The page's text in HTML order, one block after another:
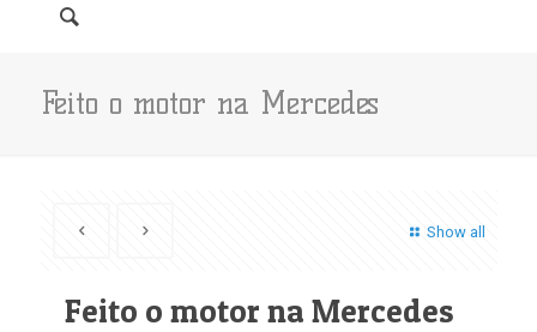
Feito o motor na Mercedes
Show all
Feito o motor na Mercedes